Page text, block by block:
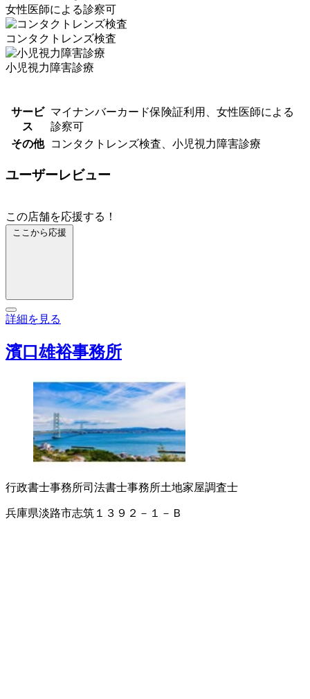
女性医師による診察可
コンタクトレンズ検査
小児視力障害診療
サービ
ス
マイナンバーカード保険証利用、女性医師による
診察可
その他
コンタクトレンズ検査、小児視力障害診療
ユーザーレビュー
この店舗を応援する！
ここから応援
詳細を見る
濱口雄裕事務所
行政書士事務所司法書士事務所土地家屋調査士
兵庫県淡路市志筑１３９２－１－Ｂ